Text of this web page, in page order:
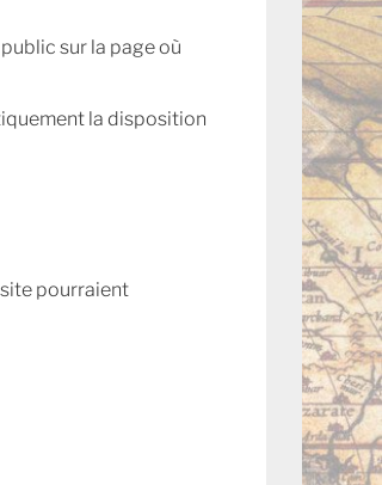
sur la page où
la disposition
pourraient